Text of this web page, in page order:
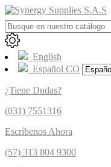
English
Español CO
¿Tiene Dudas?
(031) 7551316
Escríbenos Ahora
(57) 313 804 9300